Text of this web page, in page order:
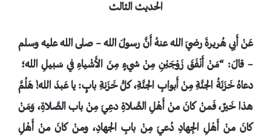
الحديث الثالث
عَنْ أَبي هُريرةَ رضيَ الله عنهُ أَنَّ رسولَ الله – صلى الله عليه وسلم
– قالَ: “مَنْ أَنْفَقَ زَوْجَيْنِ مِنْ شيءٍ مِنَ الأَشْياءِ في سَبيلِ الله؛
دعاهُ خَزَنَةُ الجنَّةِ مِنْ أَبوابِ الجنَّةِ، كلُّ خَزَنةِ بابٍ: يا عَبدَ الله! هَلُمَّ
هذا خَيرٌ، فَمنْ كانَ منْ أَهْلِ الصَّلاةِ دعِيَ مِنْ باب الصَّلاةِ، وَمَنْ
كانَ منْ أَهْلِ الجِهادِ دُعيَ مِنْ بابِ الجهادِ، ومنْ كانَ منْ أَهْلِ